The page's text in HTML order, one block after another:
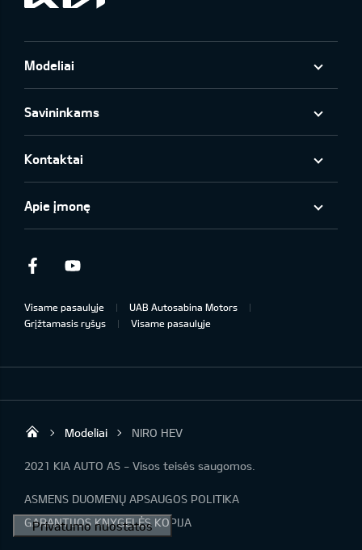
Modeliai
Savininkams
Kontaktai
Apie įmonę
Facebook
Visame pasaulyje
UAB Autosabina Motors
Grįžtamasis ryšys
Visame pasaulyje
KIA automobiliai | KIA modeliai | KIA
Modeliai NIRO HEV
2021 KIA AUTO AS - Visos teisės saugomos.
ASMENS DUOMENŲ APSAUGOS POLITIKA
GARANTIJOS KNYGELĖS KOPIJA